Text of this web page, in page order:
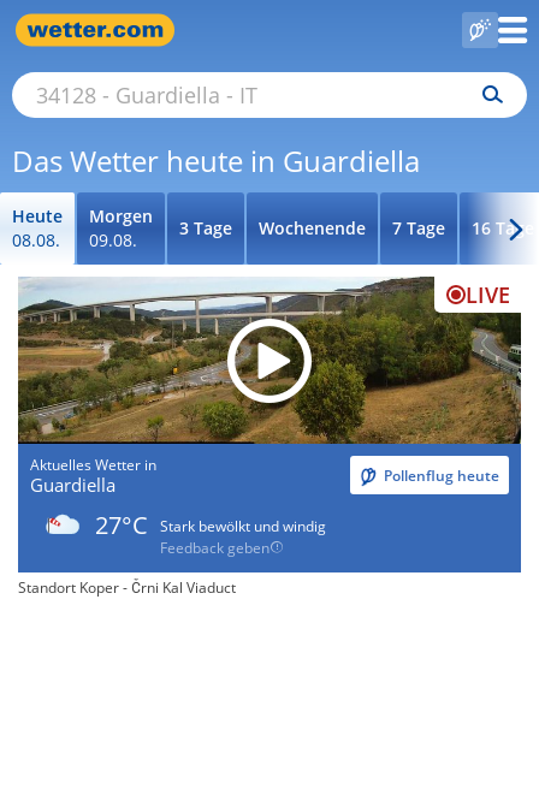
Das Wetter heute in Guardiella
Heute
08.08.
Morgen
09.08.
3 Tage Wochenende 7 Tage 16 Tage
LIVE
Aktuelles Wetter in
Guardiella Pollenflug heute
27°C
Stark bewölkt und windig
Feedback geben
Standort Koper - Črni Kal Viaduct